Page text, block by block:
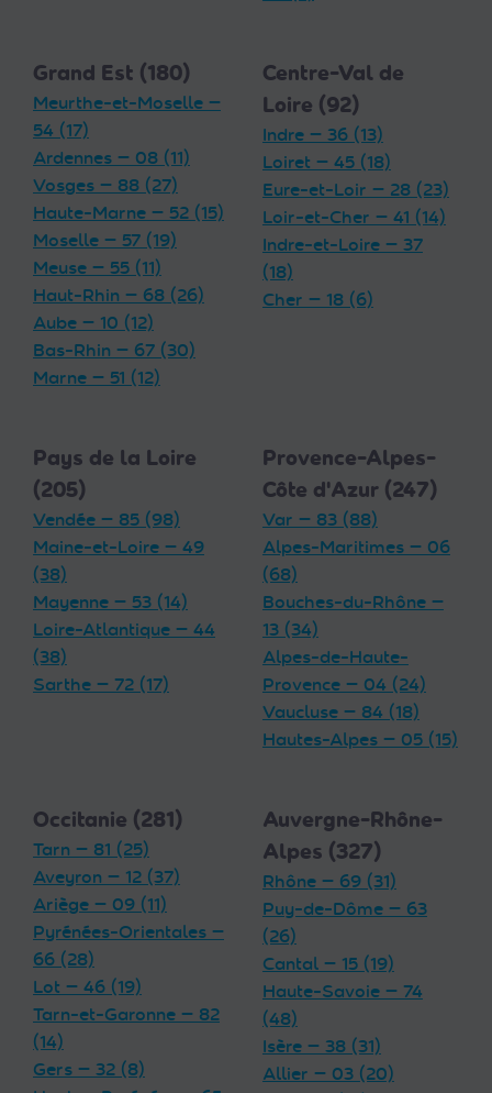
Grand Est (180)
Meurthe-et-Moselle —
54 (17)
Ardennes — 08 (11)
Vosges — 88 (27)
Haute-Marne — 52 (15)
Moselle — 57 (19)
Meuse — 55 (11)
Haut-Rhin — 68 (26)
Aube — 10 (12)
Bas-Rhin — 67 (30)
Marne — 51 (12)
Centre-Val de
Loire (92)
Indre — 36 (13)
Loiret — 45 (18)
Eure-et-Loir — 28 (23)
Loir-et-Cher — 41 (14)
Indre-et-Loire — 37
(18)
Cher — 18 (6)
Pays de la Loire
(205)
Vendée — 85 (98)
Maine-et-Loire — 49
(38)
Mayenne — 53 (14)
Loire-Atlantique — 44
(38)
Sarthe — 72 (17)
Provence-Alpes-
Côte d'Azur (247)
Var — 83 (88)
Alpes-Maritimes — 06
(68)
Bouches-du-Rhône —
13 (34)
Alpes-de-Haute-
Provence — 04 (24)
Vaucluse — 84 (18)
Hautes-Alpes — 05 (15)
Occitanie (281)
Tarn — 81 (25)
Aveyron — 12 (37)
Ariège — 09 (11)
Pyrénées-Orientales —
66 (28)
Lot — 46 (19)
Tarn-et-Garonne — 82
(14)
Gers — 32 (8)
Auvergne-Rhône-
Alpes (327)
Rhône — 69 (31)
Puy-de-Dôme — 63
(26)
Cantal — 15 (19)
Haute-Savoie — 74
(48)
Isère — 38 (31)
Allier — 03 (20)